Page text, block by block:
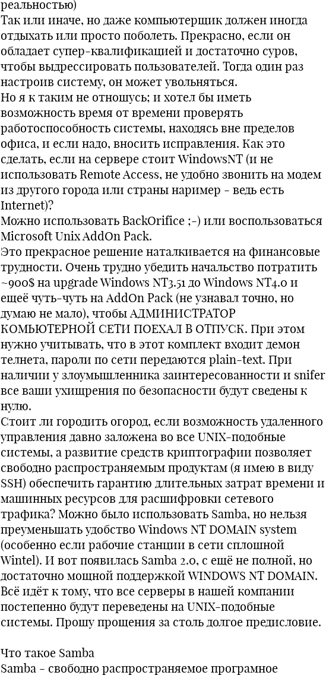
реальностью)
Так или иначе, но даже компьютерщик должен иногда
отдыхать или просто поболеть. Прекрасно, если он
обладает супер-квалификацией и достаточно суров,
чтобы выдрессировать пользователей. Тогда один раз
настроив систему, он может увольняться.
Но я к таким не отношусь; и хотел бы иметь
возможность время от времени проверять
работоспособность системы, находясь вне пределов
офиса, и если надо, вносить исправления. Как это
сделать, если на сервере стоит WindowsNT (и не
использовать Remote Access, не удобно звонить на модем
из другого города или страны наример - ведь есть
Internet)?
Можно использовать BackOrifice ;-) или воспользоваться
Microsoft Unix AddOn Pack.
Это прекрасное решение наталкивается на финансовые
трудности. Очень трудно убедить начальство потратить
~900$ на upgrade Windows NT3.51 до Windows NT4.0 и
ещеё чуть-чуть на AddOn Pack (не узнавал точно, но
думаю не мало), чтобы АДМИНИСТРАТОР
КОМЬЮТЕРНОЙ СЕТИ ПОЕХАЛ В ОТПУСК. При этом
нужно учитывать, что в этот комплект входит демон
телнета, пароли по сети передаются plain-text. При
наличии у злоумышленника заинтересованности и snifer
все ваши ухищрения по безопасности будут сведены к
нулю.
Стоит ли городить огород, если возможность удаленного
управления давно заложена во все UNIX-подобные
системы, а развитие средств криптографии позволяет
свободно распространяемым продуктам (я имею в виду
SSH) обеспечить гарантию длительных затрат времени и
машинных ресурсов для расшифровки сетевого
трафика? Можно было использовать Samba, но нельзя
преуменьшать удобство Windows NT DOMAIN system
(особенно если рабочие станции в сети сплошной
Wintel). И вот появилась Samba 2.0, с ещё не полной, но
достаточно мощной поддержкой WINDOWS NT DOMAIN.
Всё идёт к тому, что все серверы в нашей компании
постепенно будут переведены на UNIX-подобные
системы. Прошу прощения за столь долгое предисловие.
Что такое Samba
Samba - свободно распространяемое програмное